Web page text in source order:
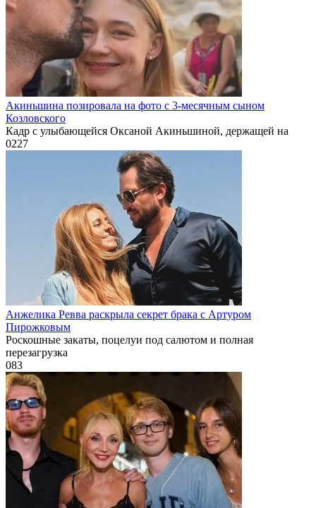
Акиньшина позировала на фото с 3-месячным сыном
Козловского
Кадр с улыбающейся Оксаной Акиньшиной, держащей на
0227
Анжелика Ревва раскрыла секрет брака с Артуром
Пирожковым
Роскошные закаты, поцелуи под салютом и полная
перезагрузка
083